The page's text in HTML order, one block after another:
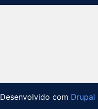
Desenvolvido com Drupal